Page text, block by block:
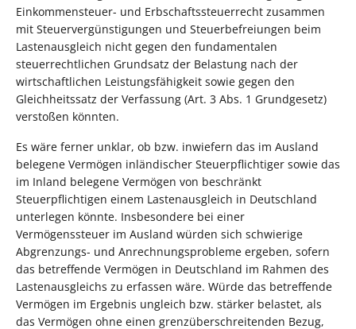
Einkommensteuer- und Erbschaftssteuerrecht zusammen
mit Steuervergünstigungen und Steuerbefreiungen beim
Lastenausgleich nicht gegen den fundamentalen
steuerrechtlichen Grundsatz der Belastung nach der
wirtschaftlichen Leistungsfähigkeit sowie gegen den
Gleichheitssatz der Verfassung (Art. 3 Abs. 1 Grundgesetz)
verstoßen könnten.
Es wäre ferner unklar, ob bzw. inwiefern das im Ausland
belegene Vermögen inländischer Steuerpflichtiger sowie das
im Inland belegene Vermögen von beschränkt
Steuerpflichtigen einem Lastenausgleich in Deutschland
unterlegen könnte. Insbesondere bei einer
Vermögenssteuer im Ausland würden sich schwierige
Abgrenzungs- und Anrechnungsprobleme ergeben, sofern
das betreffende Vermögen in Deutschland im Rahmen des
Lastenausgleichs zu erfassen wäre. Würde das betreffende
Vermögen im Ergebnis ungleich bzw. stärker belastet, als
das Vermögen ohne einen grenzüberschreitenden Bezug,